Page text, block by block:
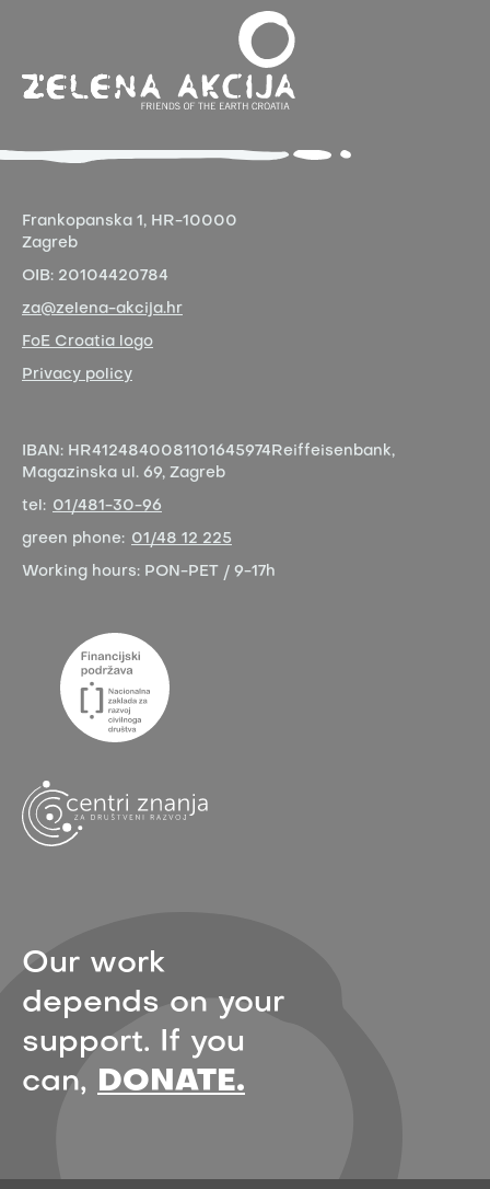
Frankopanska 1, HR-10000
Zagreb
OIB: 20104420784
za@zelena-akcija.hr
FoE Croatia logo
Privacy policy
IBAN: HR4124840081101645974 Reiffeisenbank,
Magazinska ul. 69, Zagreb
tel: 01/481-30-96
green phone: 01/48 12 225
Working hours: PON-PET / 9-17h
Our work
depends on your
support. If you
can, DONATE.